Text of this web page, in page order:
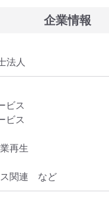
企業情報
法人
ビス
ビス
再生
関連　など